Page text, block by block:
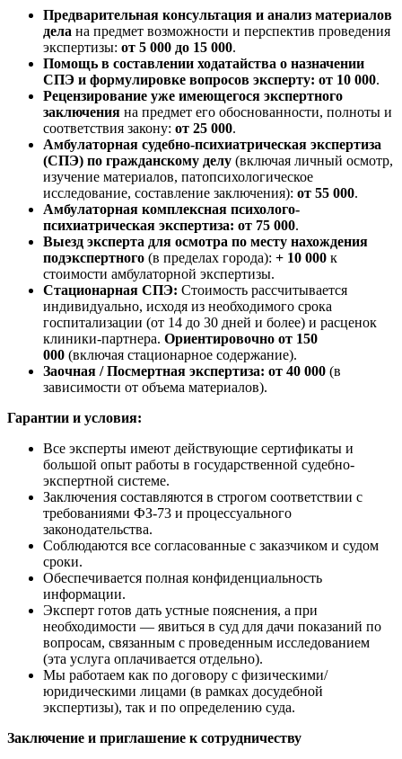
Предварительная консультация и анализ материалов
дела на предмет возможности и перспектив проведения
экспертизы: от 5 000 до 15 000.
Помощь в составлении ходатайства о назначении
СПЭ и формулировке вопросов эксперту: от 10 000.
Рецензирование уже имеющегося экспертного
заключения на предмет его обоснованности, полноты и
соответствия закону: от 25 000.
Амбулаторная судебно-психиатрическая экспертиза
(СПЭ) по гражданскому делу (включая личный осмотр,
изучение материалов, патопсихологическое
исследование, составление заключения): от 55 000.
Амбулаторная комплексная психолого-
психиатрическая экспертиза: от 75 000.
Выезд эксперта для осмотра по месту нахождения
подэкспертного (в пределах города): + 10 000 к
стоимости амбулаторной экспертизы.
Стационарная СПЭ: Стоимость рассчитывается
индивидуально, исходя из необходимого срока
госпитализации (от 14 до 30 дней и более) и расценок
клиники-партнера. Ориентировочно от 150
000 (включая стационарное содержание).
Заочная / Посмертная экспертиза: от 40 000 (в
зависимости от объема материалов).
Гарантии и условия:
Все эксперты имеют действующие сертификаты и
большой опыт работы в государственной судебно-
экспертной системе.
Заключения составляются в строгом соответствии с
требованиями ФЗ-73 и процессуального
законодательства.
Соблюдаются все согласованные с заказчиком и судом
сроки.
Обеспечивается полная конфиденциальность
информации.
Эксперт готов дать устные пояснения, а при
необходимости — явиться в суд для дачи показаний по
вопросам, связанным с проведенным исследованием
(эта услуга оплачивается отдельно).
Мы работаем как по договору с физическими/
юридическими лицами (в рамках досудебной
экспертизы), так и по определению суда.
Заключение и приглашение к сотрудничеству